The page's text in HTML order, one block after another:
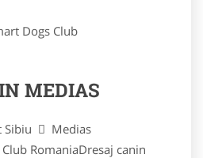
Dogs Club
MEDIAS
Sibiu
Medias
RomaniaDresaj canin